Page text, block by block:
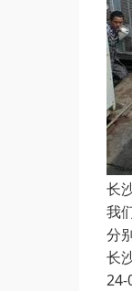
长
我
分
长
24-